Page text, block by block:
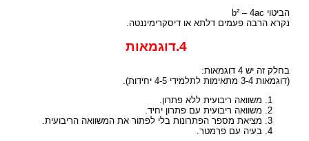
הביטוי b² – 4ac
נקרא הרבה פעמים דלתא או דיסקרימיננטה.
4.דוגמאות
בחלק זה יש 4 דוגמאות:
(דוגמאות 3-4 מתאימות לתלמידי 4-5 יחידות).
משוואה ריבועית ללא פתרון.
משוואה ריבועית עם פתרון יחיד.
מציאת מספר הפתרונות בלי לפתור את המשוואה הריבועית.
בעיה עם פרמטר.